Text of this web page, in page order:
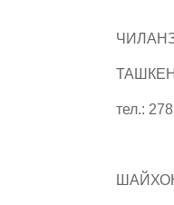
тел.: